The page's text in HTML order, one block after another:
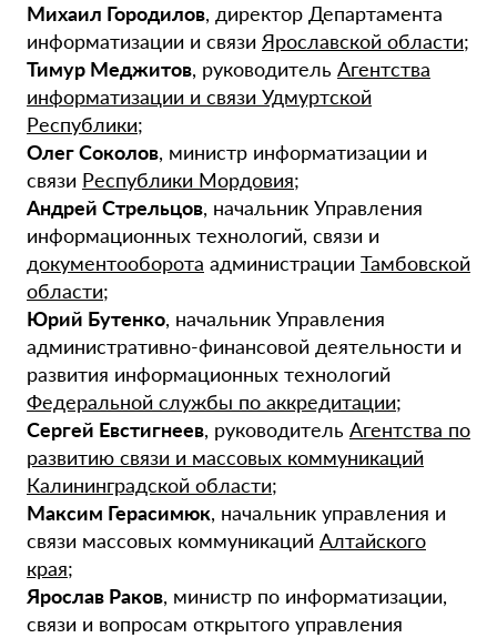
Михаил Городилов, директор Департамента
информатизации и связи Ярославской области;
Тимур Меджитов, руководитель Агентства
информатизации и связи Удмуртской
Республики;
Олег Соколов, министр информатизации и
связи Республики Мордовия;
Андрей Стрельцов, начальник Управления
информационных технологий, связи и
документооборота администрации Тамбовской
области;
Юрий Бутенко, начальник Управления
административно-финансовой деятельности и
развития информационных технологий
Федеральной службы по аккредитации;
Сергей Евстигнеев, руководитель Агентства по
развитию связи и массовых коммуникаций
Калининградской области;
Максим Герасимюк, начальник управления и
связи массовых коммуникаций Алтайского
края;
Ярослав Раков, министр по информатизации,
связи и вопросам открытого управления